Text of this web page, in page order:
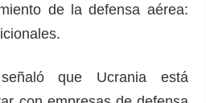
de la defensa aérea:
que Ucrania está